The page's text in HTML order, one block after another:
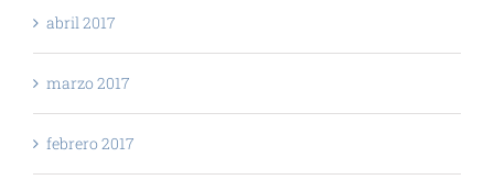
abril 2017
marzo 2017
febrero 2017